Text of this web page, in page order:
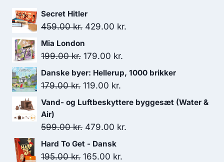
Secret Hitler
459.00kr. Den
pris
459.00 kr..
429.00 kr.
Mia London
199.00kr. Den
oprindelige
pris
199.00 kr..
179.00 kr.
aktuelle
179.00 kr..
Danske byer: Hellerup, 1000 brikker
179.00kr. Den
oprindelige
var:
179.00 kr..
119.00 kr.
aktuelle
er:
Vand- og Luftbeskyttere byggesæt (Water &
Air)
599.00kr. Den
oprindelige
pris
479.00 kr.
Hard To Get - Dansk
195.00kr. Den
165.00 kr.